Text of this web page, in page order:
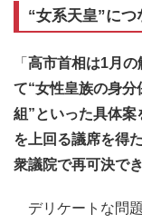
“女系天皇”に
「 高市首相は1月の
て“女性皇族の身分
組”といった具体
を上回る議席を得
衆議院で再可決で
デリケートな問